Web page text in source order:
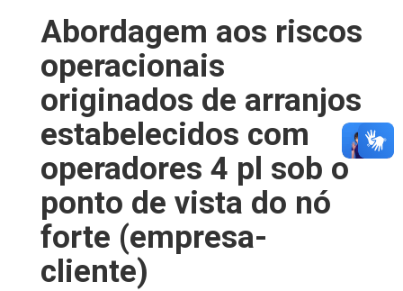
Abordagem aos riscos
operacionais
originados de arranjos
estabelecidos com
operadores 4 pl sob o
ponto de vista do nó
forte (empresa-
cliente)